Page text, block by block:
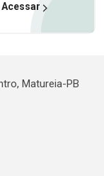
Acessar
Matureia-PB